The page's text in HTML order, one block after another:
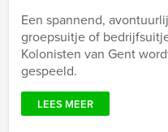
Een spannend,
groepsuitje of
Kolonisten van Gent
gespeeld.
LEES MEER